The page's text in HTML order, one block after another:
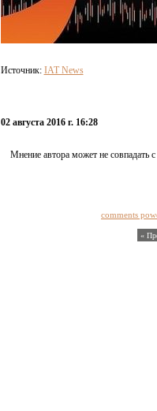
Источник: IAT News
02 августа 2016 г. 16:28
Мнение автора может не совпадать
comments
«